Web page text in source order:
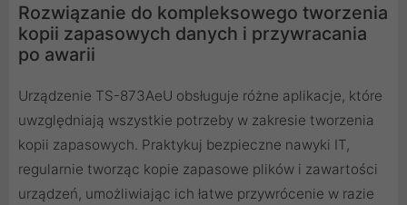
Rozwiązanie do kompleksowego tworzenia
kopii zapasowych danych i przywracania
po awarii
Urządzenie TS-873AeU obsługuje różne aplikacje, które
uwzględniają wszystkie potrzeby w zakresie tworzenia
kopii zapasowych. Praktykuj bezpieczne nawyki IT,
regularnie tworząc kopie zapasowe plików i zawartości
urządzeń, umożliwiając ich łatwe przywrócenie w razie